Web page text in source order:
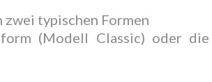
zwei typischen Formen
(Modell Classic) oder